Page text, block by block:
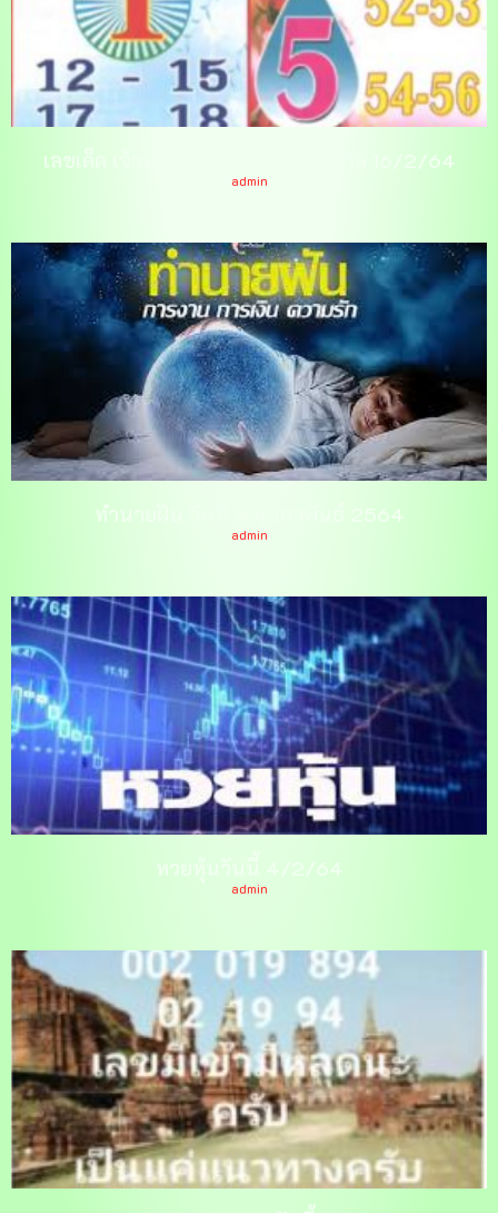
เลขเด็ด เจ้าพ่อยี่กอฮง แนวทางรัฐบาล 16/2/64
admin
ทำนายฝัน วันที่ 4 กุมภาพันธ์ 2564
admin
หวยหุ้นวันนี้ 4/2/64
admin